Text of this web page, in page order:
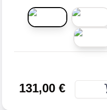
131,00€